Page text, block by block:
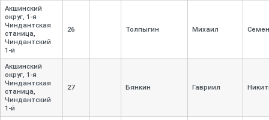
Акшинский
округ, 1-я
Чиндантская
станица,
Чиндантский
1-й
26 Толпыгин Михаил
Акшинский
округ, 1-я
Чиндантская
станица,
Чиндантский
1-й
27 Бянкин Гавриил